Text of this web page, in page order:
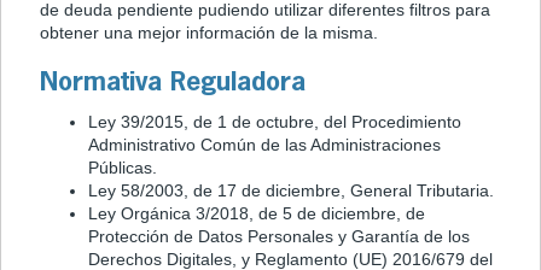
de deuda pendiente pudiendo utilizar diferentes filtros para
obtener una mejor información de la misma.
Normativa Reguladora
Ley 39/2015, de 1 de octubre, del Procedimiento
Administrativo Común de las Administraciones
Públicas.
Ley 58/2003, de 17 de diciembre, General Tributaria.
Ley Orgánica 3/2018, de 5 de diciembre, de
Protección de Datos Personales y Garantía de los
Derechos Digitales, y Reglamento (UE) 2016/679 del